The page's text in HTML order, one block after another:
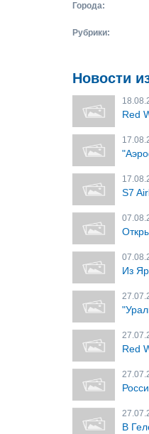
Города:
Рубрики:
Новости
Red
S7
Из
Red
В